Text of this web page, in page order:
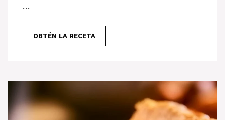
…
OBTÉN LA RECETA